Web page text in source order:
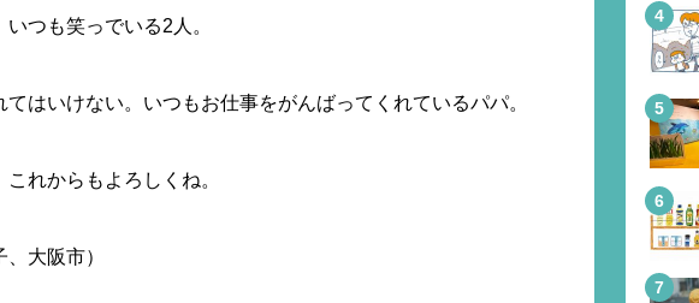
つも笑っでいる2人。
てはいけない。いつもお仕事をがんばってくれているパパ。
れからもよろしくね。
、大阪市）